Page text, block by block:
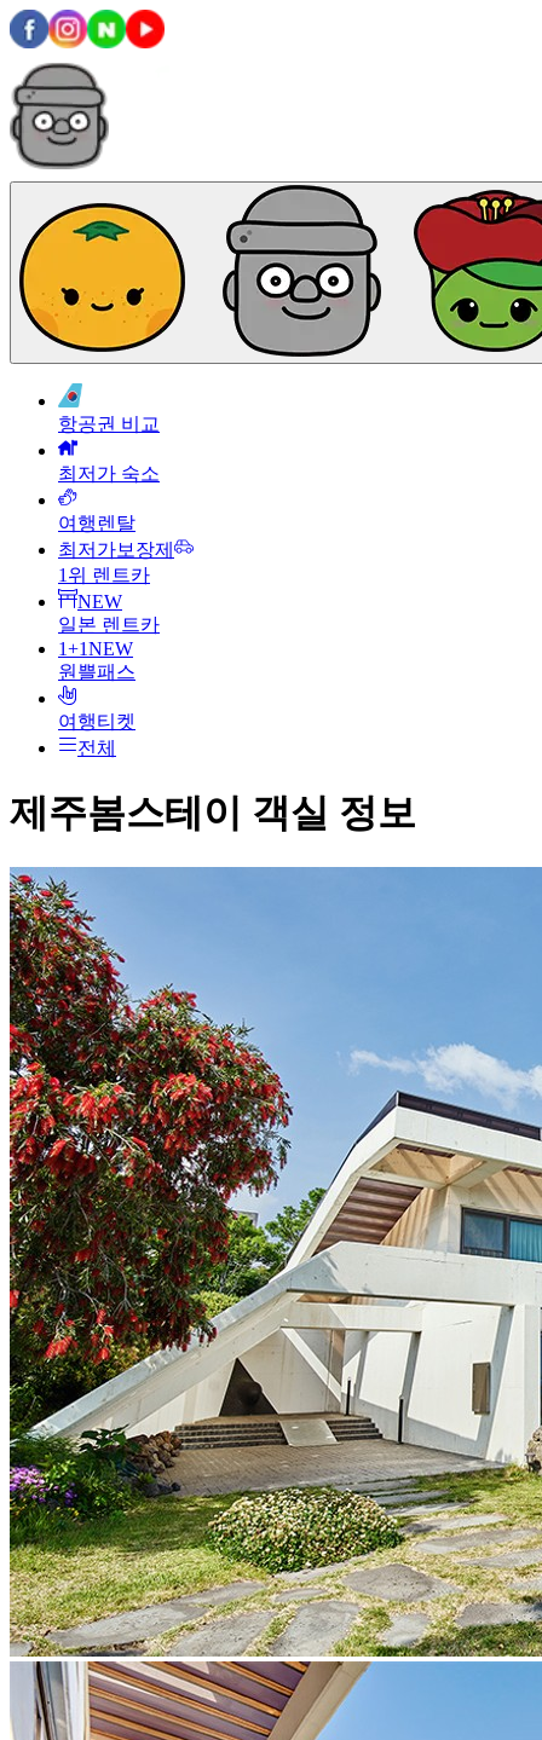
항공권 비교
최저가 숙소
여행렌탈
최저가보장제
1위 렌트카
NEW
일본 렌트카
1+1NEW
원쁠패스
여행티켓
전체
제주봄스테이 객실 정보